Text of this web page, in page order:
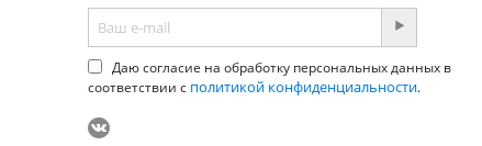
Даю согласие на обработку персональных данных в
соответствии с политикой конфиденциальности.